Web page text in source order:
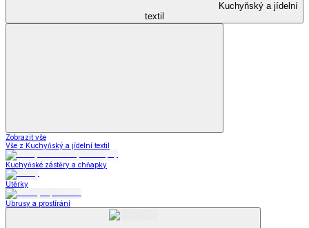
Kuchyňský a jídelní
textil
Zobrazit vše
Vše z Kuchyňský a jídelní textil
Kuchyňské zástěry a chňapky
Utěrky
Ubrusy a prostírání